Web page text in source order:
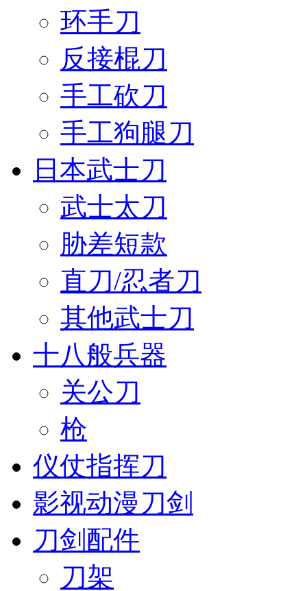
环手刀
反接棍刀
手工砍刀
手工狗腿刀
日本武士刀
武士太刀
胁差短款
直刀/忍者刀
其他武士刀
十八般兵器
关公刀
枪
仪仗指挥刀
影视动漫刀剑
刀剑配件
刀架